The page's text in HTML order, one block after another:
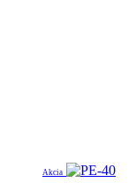
Akcia